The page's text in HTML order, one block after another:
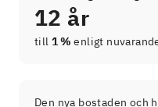
12 år
till 1 % enligt
Den nya bostaden och